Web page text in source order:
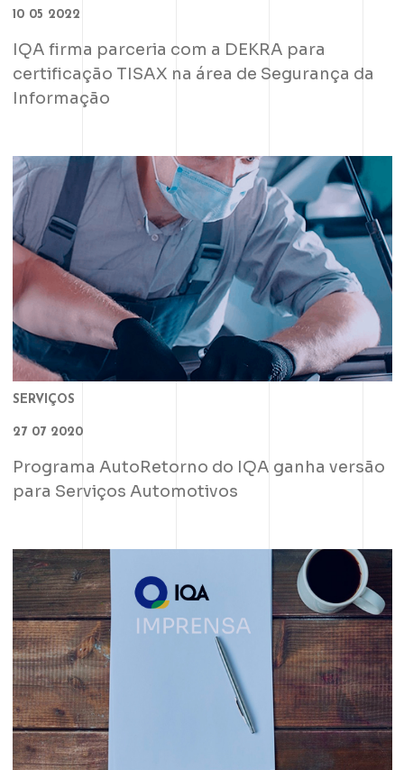
10 05 2022
IQA firma parceria com a DEKRA para
certificação TISAX na área de Segurança da
Informação
SERVIÇOS
27 07 2020
Programa AutoRetorno do IQA ganha versão
para Serviços Automotivos